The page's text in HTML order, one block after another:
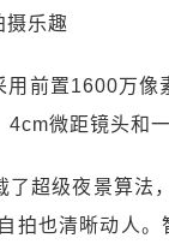
摄乐趣
前置1600万像
微距镜头和
超级夜景算法
拍也清晰动人